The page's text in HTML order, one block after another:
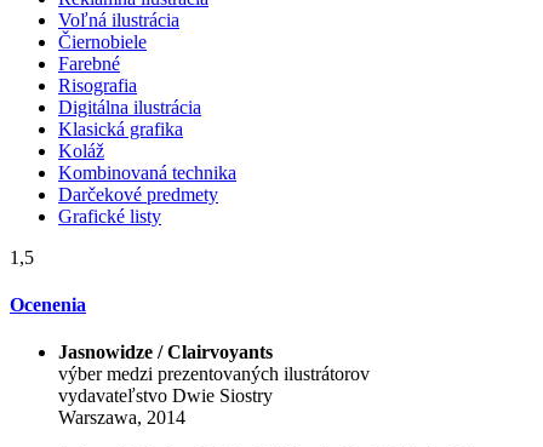
Voľná ilustrácia
Čiernobiele
Farebné
Risografia
Digitálna ilustrácia
Klasická grafika
Koláž
Kombinovaná technika
Darčekové predmety
Grafické listy
1,5
Ocenenia
Jasnowidze / Clairvoyants
výber medzi prezentovaných ilustrátorov
vydavateľstvo Dwie Siostry
Warszawa, 2014